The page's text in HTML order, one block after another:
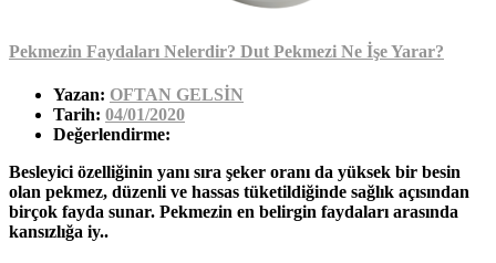
Pekmezin Faydaları Nelerdir? Dut Pekmezi Ne İşe Yarar?
Yazan: OFTAN GELSİN
Tarih: 04/01/2020
Değerlendirme:
Besleyici özelliğinin yanı sıra şeker oranı da yüksek bir besin
olan pekmez, düzenli ve hassas tüketildiğinde sağlık açısından
birçok fayda sunar. Pekmezin en belirgin faydaları arasında
kansızlığa iy..